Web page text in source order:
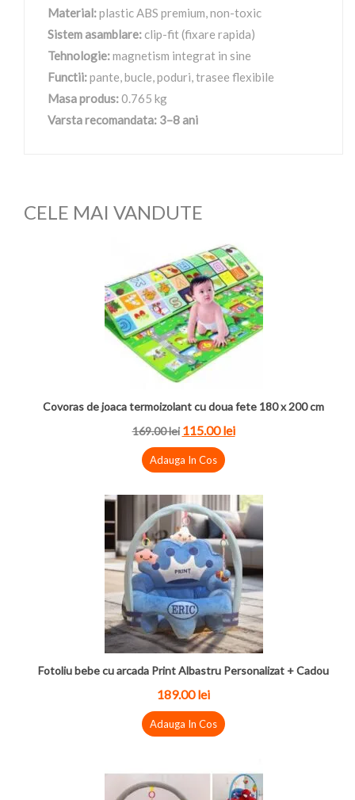
Material:plastic ABS premium, non-toxic
Sistem asamblare: clip-fit (fixare rapida)
Tehnologie:magnetism integrat in sine
Functii:pante, bucle, poduri, trasee flexibile
Masa produs:0.765 kg
Varsta recomandata: 3–8 ani
CELE MAI VANDUTE
Covoras de joaca termoizolant cu doua fete 180 x 200 cm
169.00 lei 115.00 lei
Adauga In Cos
Fotoliu bebe cu arcada Print Albastru Personalizat + Cadou
189.00 lei
Adauga In Cos